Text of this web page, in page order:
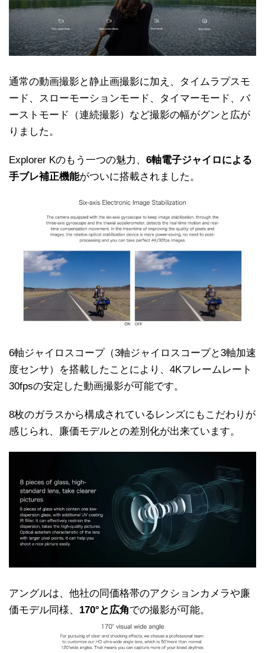
通常の動画撮影と静止画撮影に加え、タイムラプスモ
ード、スローモーションモード、タイマーモード、バ
ーストモード（連続撮影）など撮影の幅がグンと広が
りました。
Explorer Kのもう一つの魅力、 6軸電子ジャイロによる
手ブレ補正機能がついに搭載されました。
6軸ジャイロスコープ（3軸ジャイロスコープと3軸加速
度センサ）を搭載したことにより、4Kフレームレート
30fpsの安定した動画撮影が可能です。
8枚のガラスから構成されているレンズにもこだわりが
感じられ、廉価モデルとの差別化が出来ています。
アングルは、他社の同価格帯のアクションカメラや廉
価モデル同様、 170°と広角での撮影が可能。